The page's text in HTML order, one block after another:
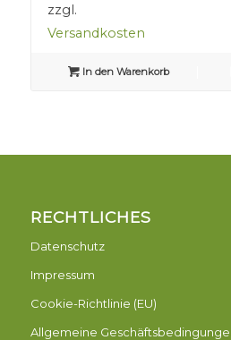
zzgl.
Versandkosten
In den Warenkorb
RECHTLICHES
Datenschutz
Impressum
Cookie-Richtlinie (EU)
Allgemeine